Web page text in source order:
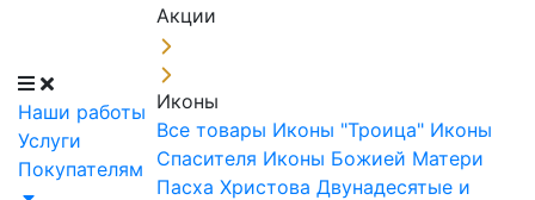
Наши работы
Услуги
Покупателям
Акции
Иконы
Все товары Иконы "Троица" Иконы
Спасителя Иконы Божией Матери
Пасха Христова Двунадесятые и